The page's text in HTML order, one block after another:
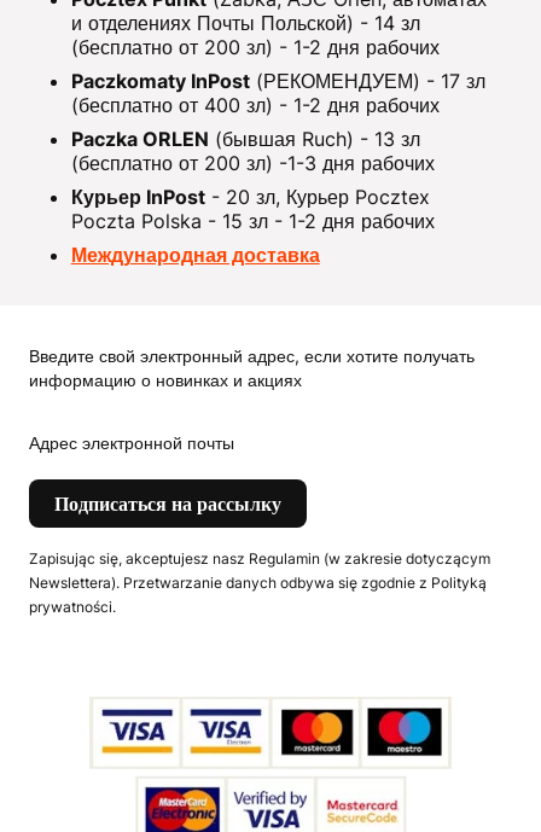
и отделениях Почты Польской) - 14 зл
(бесплатно от 200 зл) - 1-2 дня рабочих
Paczkomaty InPost(РЕКОМЕНДУЕМ) - 17 зл
(бесплатно от 400 зл) - 1-2 дня рабочих
Paczka ORLEN (бывшая Ruch) - 13 зл
(бесплатно от 200 зл) -1-3 дня рабочих
Курьер InPost- 20 зл, Курьер Pocztex
Poczta Polska - 15 зл - 1-2 дня рабочих
Международная доставка
Введите свой электронный адрес, если хотите получать
информацию о новинках и акциях
Адрес электронной почты
Подписаться на рассылку
Zapisując się, akceptujesz nasz Regulamin (w zakresie dotyczącym
Newslettera). Przetwarzanie danych odbywa się zgodnie z Polityką
prywatności.